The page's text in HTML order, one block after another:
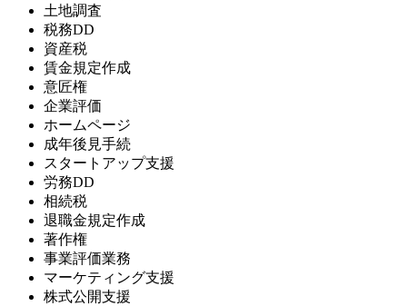
土地調査
税務DD
資産税
賃金規定作成
意匠権
企業評価
ホームページ
成年後見手続
スタートアップ支援
労務DD
相続税
退職金規定作成
著作権
事業評価業務
マーケティング支援
株式公開支援